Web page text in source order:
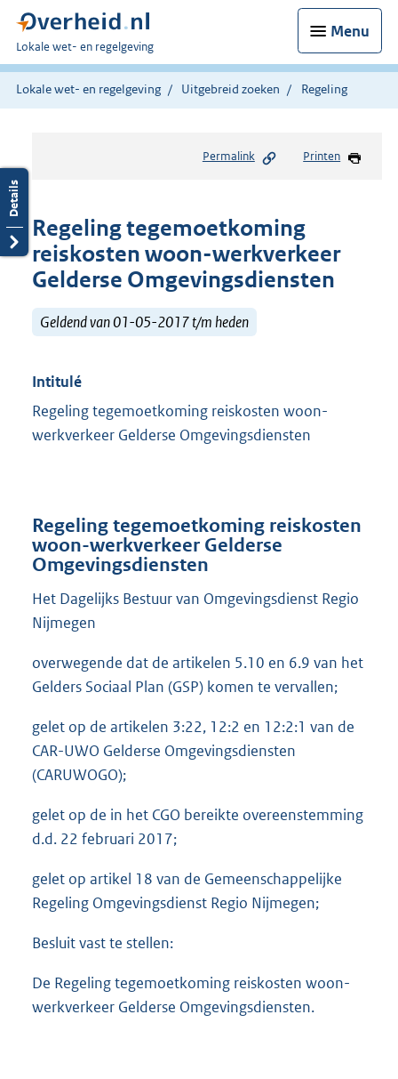
Menu
U
bent
hier:
Lokale wet- en regelgeving
Lokale wet- en regelgeving Uitgebreid zoeken Regeling
Permalink Printen
Regeling tegemoetkoming
reiskosten woon-werkverkeer
Gelderse Omgevingsdiensten
Geldend van 01-05-2017 t/m heden
Intitulé
Regeling tegemoetkoming reiskosten woon-
werkverkeer Gelderse Omgevingsdiensten
Regeling tegemoetkoming reiskosten
woon-werkverkeer Gelderse
Omgevingsdiensten
Het Dagelijks Bestuur van Omgevingsdienst Regio
Nijmegen
overwegende dat de artikelen 5.10 en 6.9 van het
Gelders Sociaal Plan (GSP) komen te vervallen;
gelet op de artikelen 3:22, 12:2 en 12:2:1 van de
CAR-UWO Gelderse Omgevingsdiensten
(CARUWOGO);
gelet op de in het CGO bereikte overeenstemming
d.d. 22 februari 2017;
gelet op artikel 18 van de Gemeenschappelijke
Regeling Omgevingsdienst Regio Nijmegen;
Besluit vast te stellen:
De Regeling tegemoetkoming reiskosten woon-
werkverkeer Gelderse Omgevingsdiensten.